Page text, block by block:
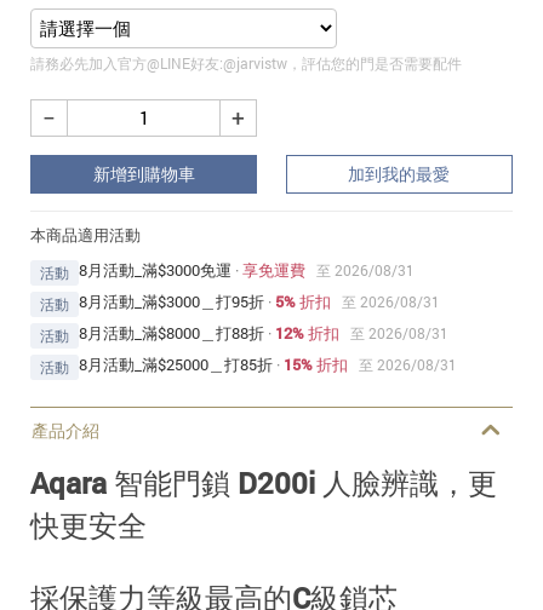
請務必先加入官方@LINE好友:@jarvistw，評估您的門是否需要配件
+
−
新增到購物車 加到我的最愛
本商品適用活動
活動 8月活動_滿$3000免運 ·享免運費
至 2026/08/31
活動 8月活動_滿$3000＿打95折 · 5% 折扣
至 2026/08/31
活動 8月活動_滿$8000＿打88折 · 12% 折扣
至 2026/08/31
活動 8月活動_滿$25000＿打85折 · 15% 折扣 至 2026/08/31
產品介紹
Aqara 智能門鎖 D200i 人臉辨識，更
快更安全
採保護力等級最高的C級鎖芯